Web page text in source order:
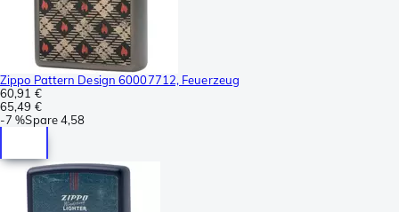
Zippo Pattern Design 60007712, Feuerzeug
60,91 €
65,49 €
-7 %Spare4,58